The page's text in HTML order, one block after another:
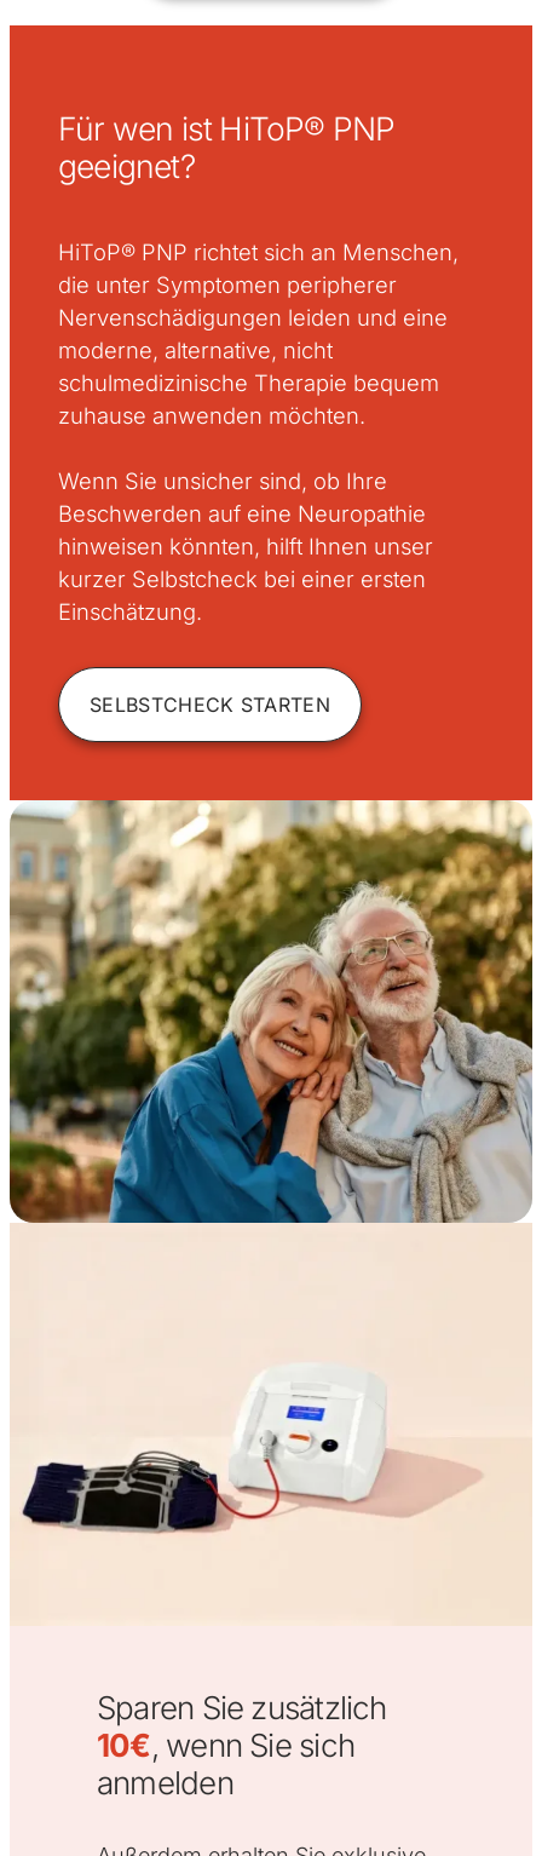
Für wen ist HiToP® PNP
geeignet?
HiToP® PNP richtet sich an Menschen,
die unter Symptomen peripherer
Nervenschädigungen leiden und eine
moderne, alternative, nicht
schulmedizinische Therapie bequem
zuhause anwenden möchten.
Wenn Sie unsicher sind, ob Ihre
Beschwerden auf eine Neuropathie
hinweisen könnten, hilft Ihnen unser
kurzer Selbstcheck bei einer ersten
Einschätzung.
SELBSTCHECK STARTEN
Sparen Sie zusätzlich
10€, wenn Sie sich
anmelden